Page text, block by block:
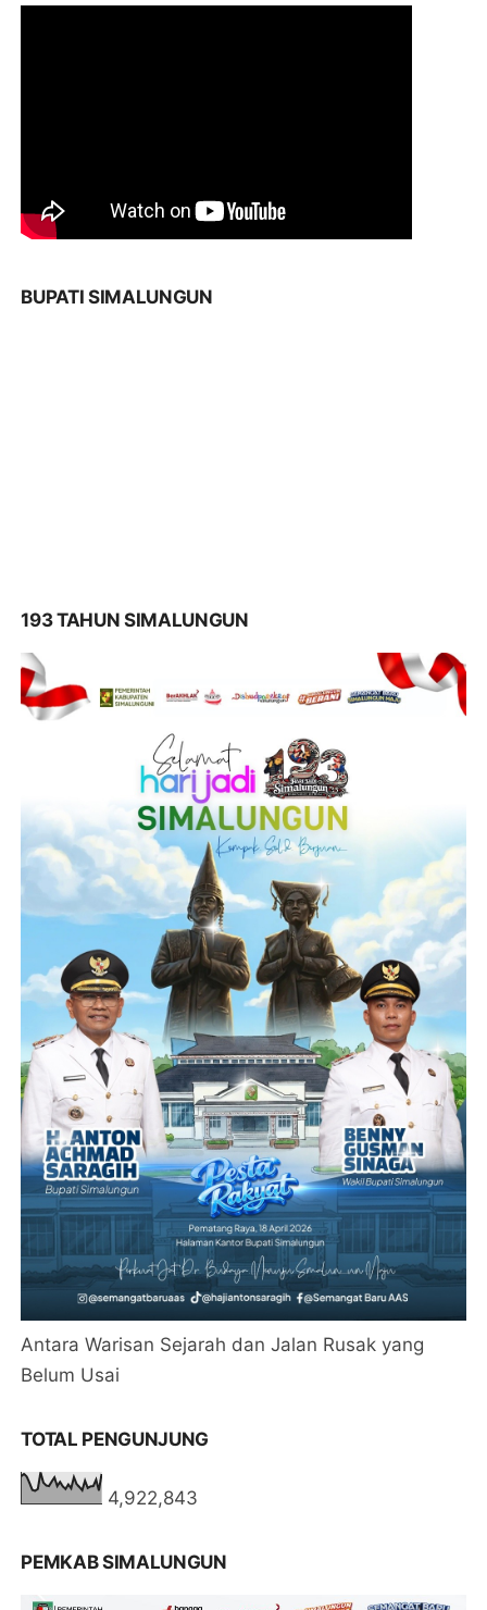
BUPATI SIMALUNGUN
193 TAHUN SIMALUNGUN
Antara Warisan Sejarah dan Jalan Rusak yang
Belum Usai
TOTAL PENGUNJUNG
4,922,843
PEMKAB SIMALUNGUN